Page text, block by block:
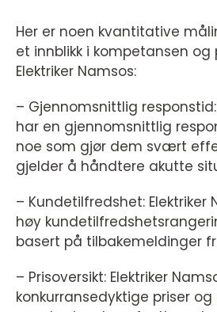
Her er noen kvantitative
et innblikk i kompetansen
Elektriker Namsos:
– Gjennomsnittlig
har en gjennomsnittlig
noe som gjør dem svært
gjelder å håndtere akutte
– Kundetilfredshet: Elektriker
høy
basert på tilbakemeldinger
– Prisoversikt: Elektriker
konkurransedyktige priser